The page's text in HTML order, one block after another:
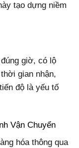
tạo dựng niềm
giờ, có lộ
gian nhận,
độ là yếu tố
Vận Chuyển
hóa thông qua